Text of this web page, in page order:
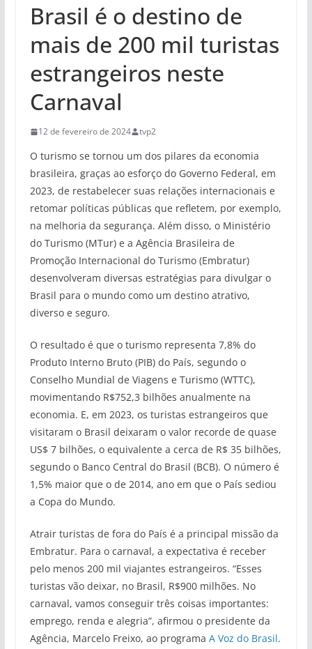
Brasil é o destino de
mais de 200 mil turistas
estrangeiros neste
Carnaval
12 de fevereiro de 2024 tvp2
O turismo se tornou um dos pilares da economia
brasileira, graças ao esforço do Governo Federal, em
2023, de restabelecer suas relações internacionais e
retomar políticas públicas que refletem, por exemplo,
na melhoria da segurança. Além disso, o Ministério
do Turismo (MTur) e a Agência Brasileira de
Promoção Internacional do Turismo (Embratur)
desenvolveram diversas estratégias para divulgar o
Brasil para o mundo como um destino atrativo,
diverso e seguro.
O resultado é que o turismo representa 7,8% do
Produto Interno Bruto (PIB) do País, segundo o
Conselho Mundial de Viagens e Turismo (WTTC),
movimentando R$752,3 bilhões anualmente na
economia. E, em 2023, os turistas estrangeiros que
visitaram o Brasil deixaram o valor recorde de quase
US$ 7 bilhões, o equivalente a cerca de R$ 35 bilhões,
segundo o Banco Central do Brasil (BCB). O número é
1,5% maior que o de 2014, ano em que o País sediou
a Copa do Mundo.
Atrair turistas de fora do País é a principal missão da
Embratur. Para o carnaval, a expectativa é receber
pelo menos 200 mil viajantes estrangeiros. “Esses
turistas vão deixar, no Brasil, R$900 milhões. No
carnaval, vamos conseguir três coisas importantes:
emprego, renda e alegria”, afirmou o presidente da
Agência, Marcelo Freixo, ao programa A Voz do Brasil.